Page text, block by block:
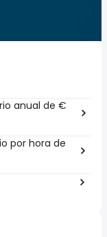
anual de €
por hora de